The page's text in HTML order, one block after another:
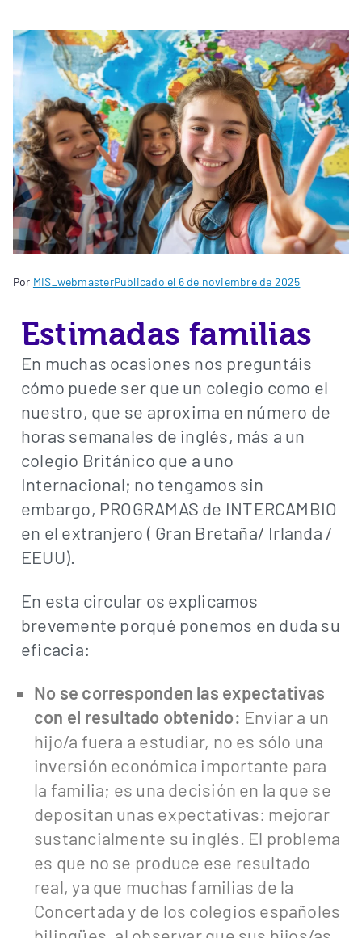
Por MIS_webmasterPublicado el 6 de noviembre de 2025
Estimadas familias
En muchas ocasiones nos preguntáis
cómo puede ser que un colegio como el
nuestro, que se aproxima en número de
horas semanales de inglés, más a un
colegio Británico que a uno
Internacional; no tengamos sin
embargo, PROGRAMAS de INTERCAMBIO
en el extranjero ( Gran Bretaña/ Irlanda /
EEUU).
En esta circular os explicamos
brevemente porqué ponemos en duda su
eficacia:
No se corresponden las expectativas
con el resultado obtenido: Enviar a un
hijo/a fuera a estudiar, no es sólo una
inversión económica importante para
la familia; es una decisión en la que se
depositan unas expectativas: mejorar
sustancialmente su inglés. El problema
es que no se produce ese resultado
real, ya que muchas familias de la
Concertada y de los colegios españoles